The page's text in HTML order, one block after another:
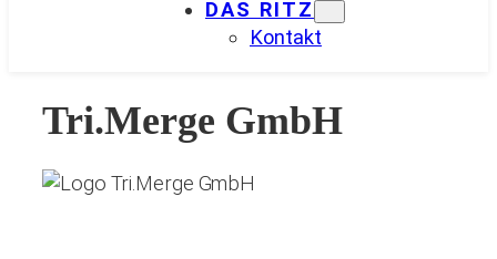
DAS RITZ
Kontakt
Tri.Merge GmbH